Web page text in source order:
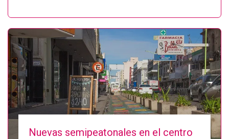
Nuevas semipeatonales en el centro